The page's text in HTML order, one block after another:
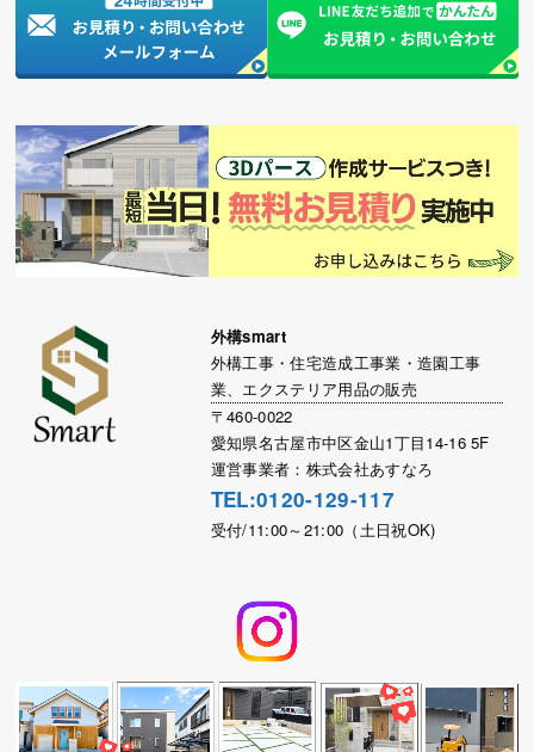
外構smart
外構工事・住宅造成工事業・造園工事
業、エクステリア用品の販売
〒460-0022
愛知県名古屋市中区金山1丁目14-16 5F
運営事業者：株式会社あすなろ
TEL:0120-129-117
受付/11:00～21:00（土日祝OK)